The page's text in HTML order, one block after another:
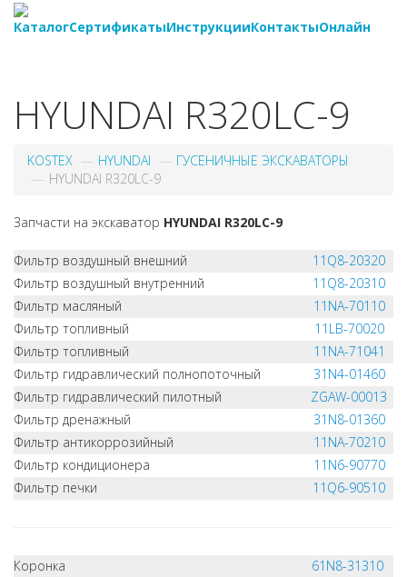
КаталогСертификатыИнструкцииКонтактыОнлайн
HYUNDAI R320LC-9
KOSTEX HYUNDAI
ГУСЕНИЧНЫЕ ЭКСКАВАТОРЫ
HYUNDAI R320LC-9
Запчасти на экскаватор HYUNDAI R320LC-9
Фильтр воздушный внешний
11Q8-20320
Фильтр воздушный внутренний
11Q8-20310
Фильтр масляный
11NA-70110
Фильтр топливный
11LB-70020
Фильтр топливный
11NA-71041
Фильтр гидравлический полнопоточный
31N4-01460
Фильтр гидравлический пилотный
ZGAW-00013
Фильтр дренажный
31N8-01360
Фильтр антикоррозийный
11NA-70210
Фильтр кондиционера
11N6-90770
Фильтр печки
11Q6-90510
Коронка
61N8-31310